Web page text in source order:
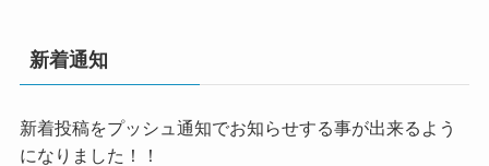
新着通知
新着投稿をプッシュ通知でお知らせする事が出来るよう
になりました！！